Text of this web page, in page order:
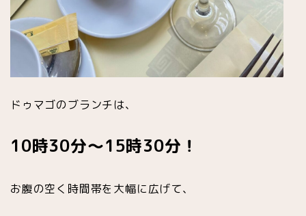
ドゥマゴのブランチは、
10時30分〜15時30分！
お腹の空く時間帯を大幅に広げて、